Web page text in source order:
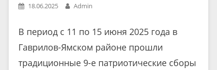
18.06.2025 Admin
В период с 11 по 15 июня 2025 года в
Гаврилов-Ямском районе прошли
традиционные 9-е патриотические сборы